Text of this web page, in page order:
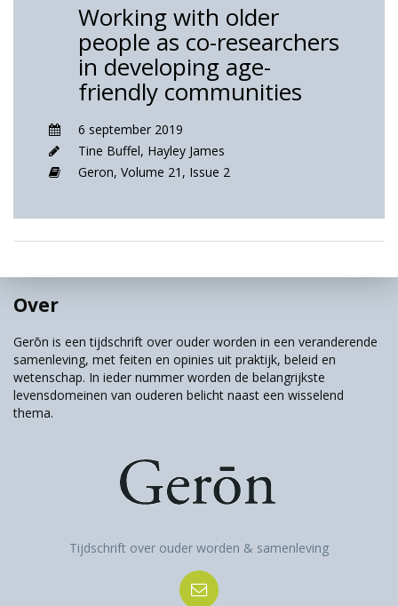
Working with older
people as co-researchers
in developing age-
friendly communities
6 september 2019
Tine Buffel, Hayley James
Geron, Volume 21, Issue 2
Over
Gerōn is een tijdschrift over ouder worden in een veranderende
samenleving, met feiten en opinies uit praktijk, beleid en
wetenschap. In ieder nummer worden de belangrijkste
levensdomeinen van ouderen belicht naast een wisselend
thema.
Tijdschrift over ouder worden & samenleving